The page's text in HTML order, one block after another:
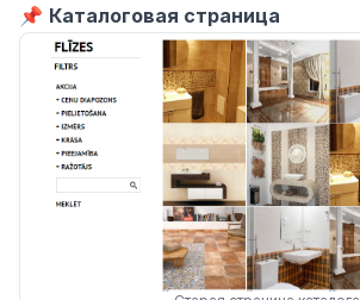
📌 Каталоговая страница